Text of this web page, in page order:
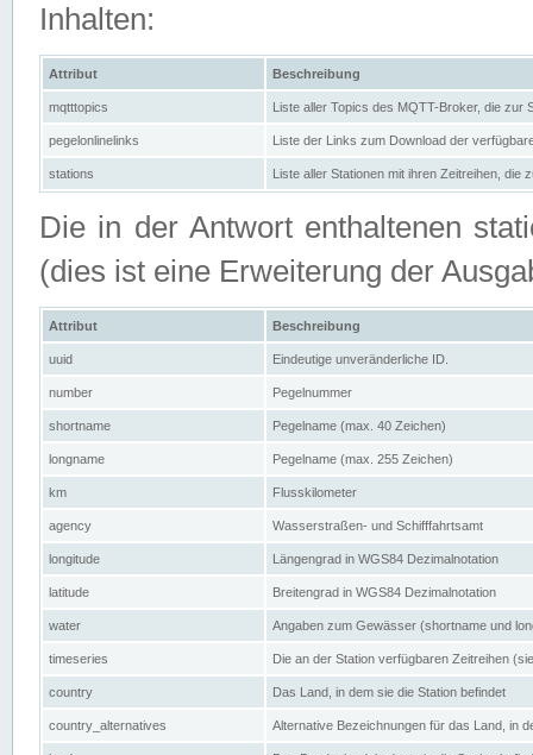
Inhalten:
Attribut Beschreibung
mqtttopics Liste aller Topics des MQTT-Broker, die zur
pegelonlinelinks Liste der Links zum Download der
stations Liste aller Stationen mit ihren Zeitreihen, die
Die in der Antwort enthaltenen
(dies ist eine Erweiterung der
Attribut Beschreibung
uuid Eindeutige unveränderliche ID.
number Pegelnummer
shortname Pegelname (max. 40 Zeichen)
longname Pegelname (max. 255 Zeichen)
km Flusskilometer
agency Wasserstraßen- und Schifffahrtsamt
longitude Längengrad in WGS84 Dezimalnotation
latitude Breitengrad in WGS84 Dezimalnotation
water Angaben zum Gewässer (shortname und
timeseries Die an der Station verfügbaren Zeitreihen
country Das Land, in dem sie die Station befindet
country_alternatives Alternative Bezeichnungen für das Land, in